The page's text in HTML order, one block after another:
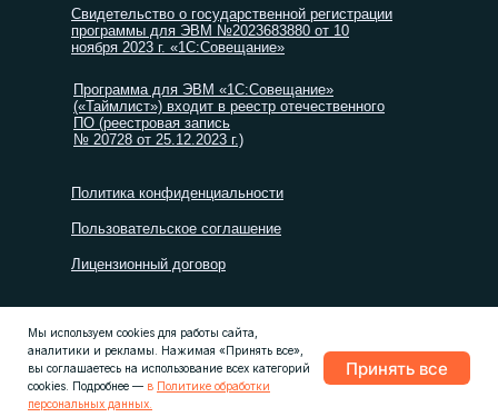
Политика конфиденциальности
Пользовательское соглашение
Лицензионный договор
Свидетельство о государственной регистрации
программы для ЭВМ №2023683880 от 10
ноября 2023 г. «1С:Совещание»
Программа для ЭВМ «1С:Совещание»
(«Таймлист») входит в реестр отечественного
ПО (реестровая запись
№ 20728 от 25.12.2023 г.)
© ООО «ТАЙМЛИСТ», 2026
Мы используем cookies для работы сайта,
аналитики и рекламы. Нажимая «Принять все»,
вы соглашаетесь на использование всех категорий
cookies. Подробнее — в Политике обработки
персональных данных.
Принять все